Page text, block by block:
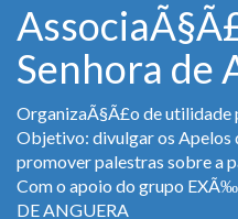
Senhora de
OrganizaÃ§Ã£o de utilidade
Objetivo: divulgar os Apelos
promover palestras sobre a
Com o apoio do grupo
DE ANGUERA